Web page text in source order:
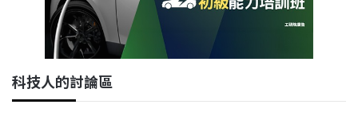
科技人的討論區